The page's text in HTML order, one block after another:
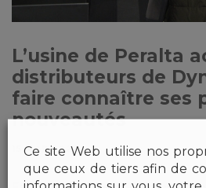
L’usine de Peralta
distributeurs de
faire connaître ses
nouveautés
15 MAR 2023
Ce site Web utilise nos
que ceux de tiers afin de